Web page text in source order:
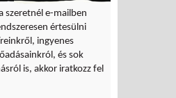
szeretnél e-mailben
értesülni
ingyenes
és sok
is, akkor iratkozz fel